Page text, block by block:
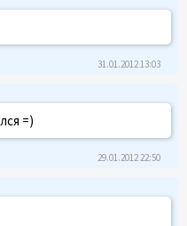
31.01.2012 13:03
=)
29.01.2012 22:50